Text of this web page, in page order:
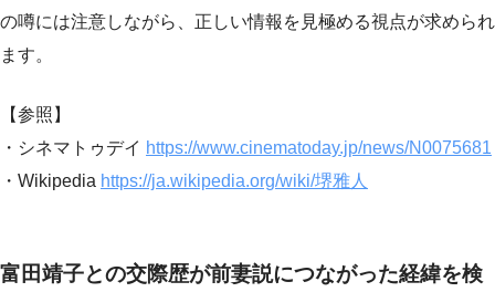
の噂には注意しながら、正しい情報を見極める視点が求められ
ます。
【参照】
・シネマトゥデイ https://www.cinematoday.jp/news/N0075681
・Wikipedia https://ja.wikipedia.org/wiki/堺雅人
富田靖子との交際歴が前妻説につながった経緯を検